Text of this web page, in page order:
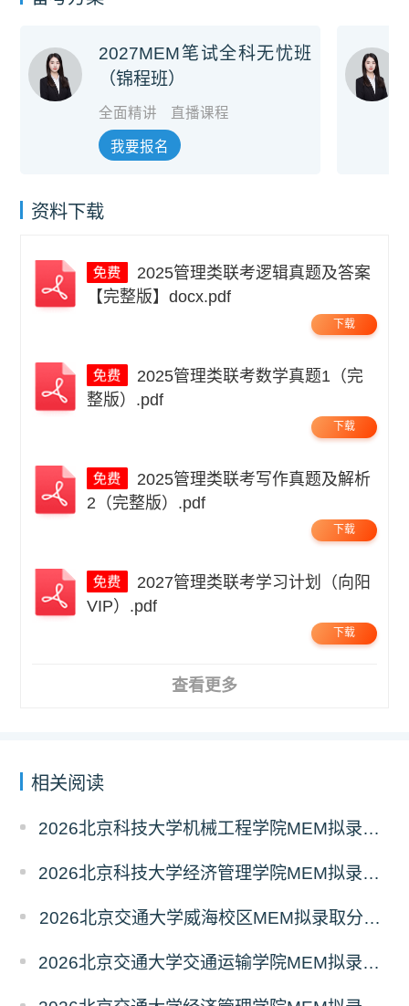
2027MEM笔试全科无忧班
（锦程班）
全面精讲 直播课程
我要报名
资料下载
【完整版】docx.pdf
下载
整版）.pdf
下载
2（完整版）.pdf
下载
VIP）.pdf
下载
查看更多
相关阅读
2026北京科技大学机械工程学院MEM拟录取分析解读
2026北京科技大学经济管理学院MEM拟录取分析解读
2026北京交通大学威海校区MEM拟录取分析解读
2026北京交通大学交通运输学院MEM拟录取分析解读